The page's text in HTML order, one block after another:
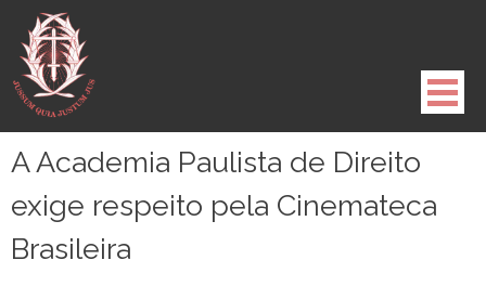
para
conteúdo
A Academia Paulista de Direito
exige respeito pela Cinemateca
Brasileira